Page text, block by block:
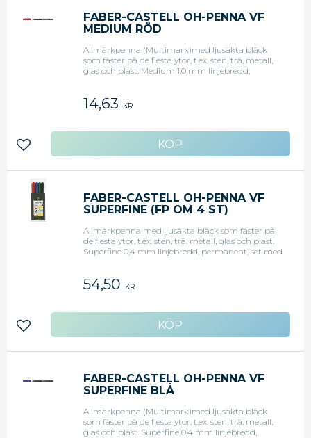
FABER-CASTELL OH-PENNA VF
MEDIUM RÖD
Allmärkpenna (Multimark)med ljusäkta bläck
som fäster på de flesta ytor, t.ex. sten, trä, metall,
glas och plast. Medium 1,0 mm linjebredd,
14,63 KR
Lägg till i favoriter
FABER-CASTELL OH-PENNA VF
SUPERFINE (FP OM 4 ST)
Allmärkpenna med ljusäkta bläck som fäster på
de flesta ytor, t.ex. sten, trä, metall, glas och plast.
Superfine 0,4 mm linjebredd, permanent, set med
54,50 KR
Lägg till i favoriter
FABER-CASTELL OH-PENNA VF
SUPERFINE BLÅ
Allmärkpenna (Multimark)med ljusäkta bläck
som fäster på de flesta ytor, t.ex. sten, trä, metall,
glas och plast. Superfine 0,4 mm linjebredd,